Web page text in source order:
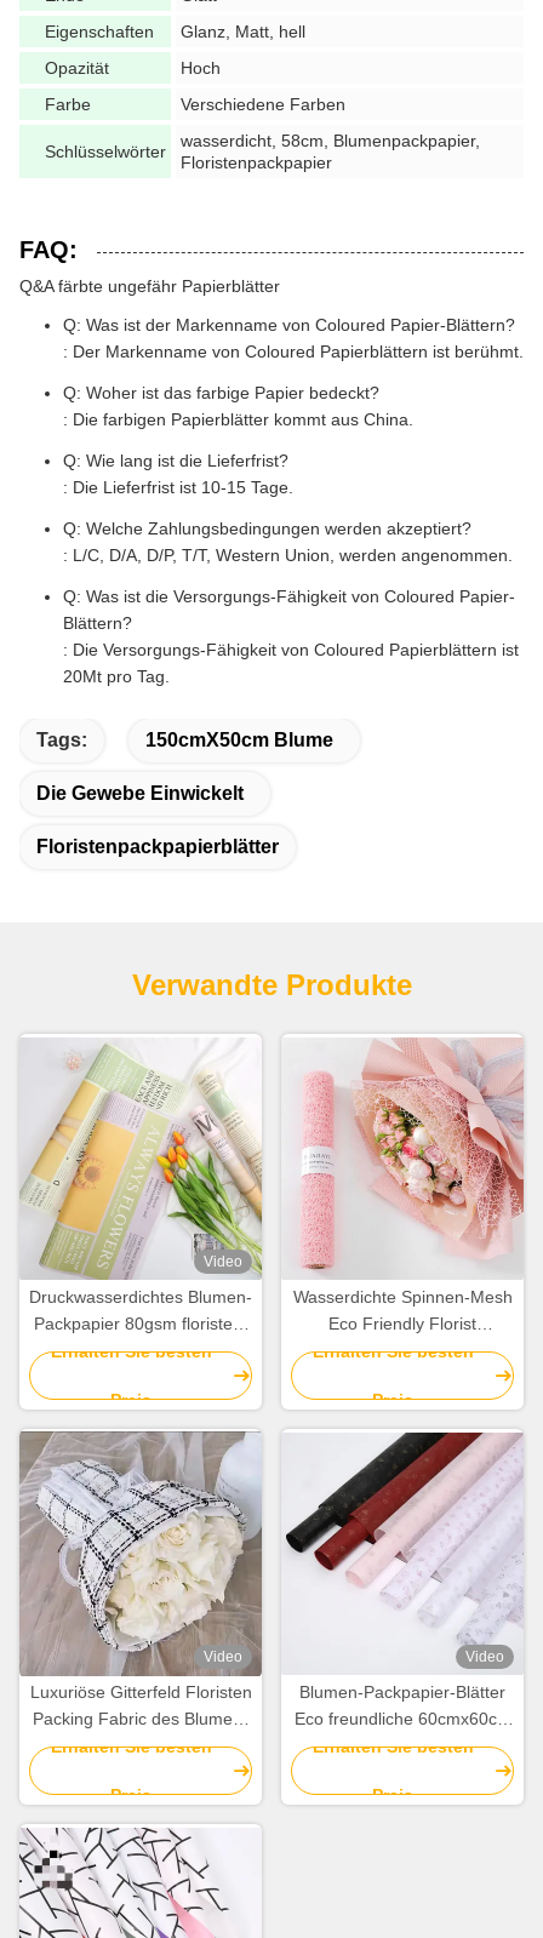
Eigenschaften
Glanz, Matt, hell
Opazität
Hoch
Farbe
Verschiedene Farben
Schlüsselwörter
wasserdicht, 58cm, Blumenpackpapier,
Floristenpackpapier
FAQ:
Q&A färbte ungefähr Papierblätter
Q: Was ist der Markenname von Coloured Papier-Blättern?
: Der Markenname von Coloured Papierblättern ist berühmt.
Q: Woher ist das farbige Papier bedeckt?
: Die farbigen Papierblätter kommt aus China.
Q: Wie lang ist die Lieferfrist?
: Die Lieferfrist ist 10-15 Tage.
Q: Welche Zahlungsbedingungen werden akzeptiert?
: L/C, D/A, D/P, T/T, Western Union, werden angenommen.
Q: Was ist die Versorgungs-Fähigkeit von Coloured Papier-
Blättern?
: Die Versorgungs-Fähigkeit von Coloured Papierblättern ist
20Mt pro Tag.
Tags: 150cmX50cm Blume
Die Gewebe Einwickelt
Floristenpackpapierblätter
Verwandte Produkte
Video
Druckwasserdichtes Blumen-
Packpapier 80gsm floristen-
Wrapping Papers
Erhalten Sie besten
Preis
Wasserdichte Spinnen-Mesh
Eco Friendly Florist
Wrapping-Papier-Rolle
Erhalten Sie besten
Preis
Video
Luxuriöse Gitterfeld Floristen
Packing Fabric des Blumen-
Blumenstrauß-Packpapier-
Erhalten Sie besten
Preis
Video
Blumen-Packpapier-Blätter
Eco freundliche 60cmx60cm
nicht gesponnene für
Erhalten Sie besten
Preis